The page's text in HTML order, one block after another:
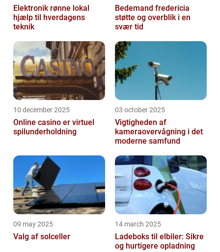
Elektronik rønne lokal
hjælp til hverdagens
teknik
Bedemand fredericia
støtte og overblik i en
svær tid
10 december 2025
Online casino er virtuel
spilunderholdning
03 october 2025
Vigtigheden af
kameraovervågning i det
moderne samfund
09 may 2025
Valg af solceller
14 march 2025
Ladeboks til elbiler: Sikre
og hurtigere opladning